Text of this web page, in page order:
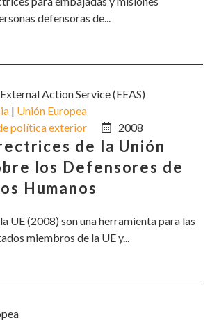
defensoras de...
Action Service (EEAS)
| Unión Europea
política exterior
2008
de la Unión
los Defensores de
Humanos
UE (2008) son una herramienta para las
miembros de la UE y...